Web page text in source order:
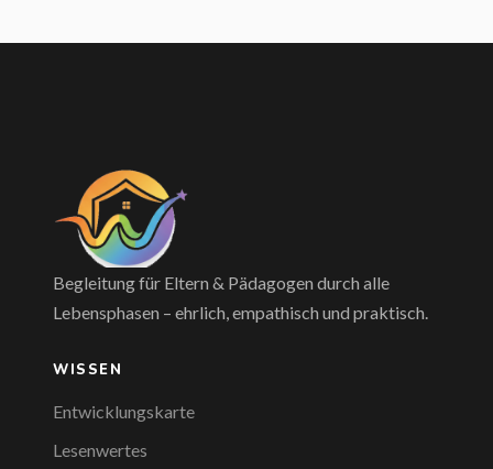
Begleitung für Eltern & Pädagogen durch alle
Lebensphasen – ehrlich, empathisch und praktisch.
WISSEN
Entwicklungskarte
Lesenwertes